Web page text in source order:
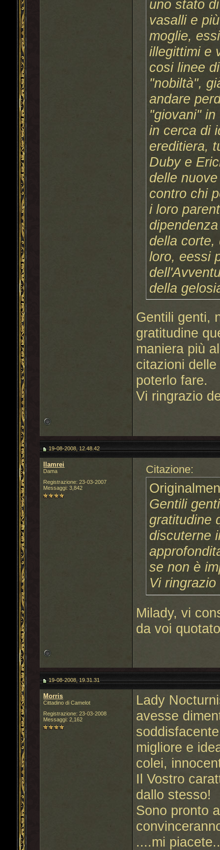
uno stato
vasalli e
moglie,
illegittimi e
cosi linee
"nobiltà",
andare
"giovani"
in cerca di
ereditiera,
Duby e
delle
contro chi
i loro
della corte,
loro, eessi
della
Gentili genti,
gratitudine
maniera più
citazioni
poterlo fare.
Vi ringrazio
19-08-2008, 12.48.42
llamrei
Dama
Registrazione: 23-03-2007
Messaggi: 3,842
Citazione:
Gentili
gratitudine
discuterne
se non è
Vi
Milady, vi
da voi
19-08-2008, 19.31.31
Morris
Cittadino di Camelot
Registrazione: 23-03-2008
Messaggi: 2,162
Lady
avesse
migliore e
colei,
Il Vostro
dallo stesso!
Sono pronto
....mi